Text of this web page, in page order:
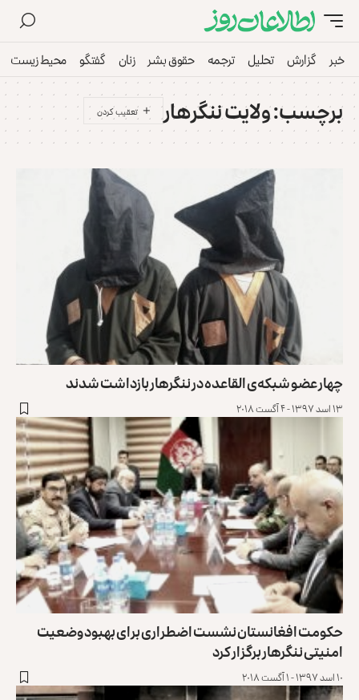
خبر گزارش تحلیل ترجمه حقوق بشر زنان گفتگو محیط زیست
برچسب:ولایت ننگرهار
چهار عضو شبکه‌ی القاعده در ننگرهار بازداشت شدند
۱۳ اسد ۱۳۹۷ - ۴ آگست ۲۰۱۸
حکومت افغانستان نشست اضطراری برای بهبود وضعیت
امنیتی ننگرهار برگزار کرد
۱۰ اسد ۱۳۹۷ - ۱ آگست ۲۰۱۸